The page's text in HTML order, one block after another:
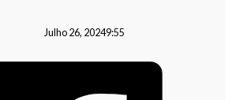
Julho 26, 20249:55